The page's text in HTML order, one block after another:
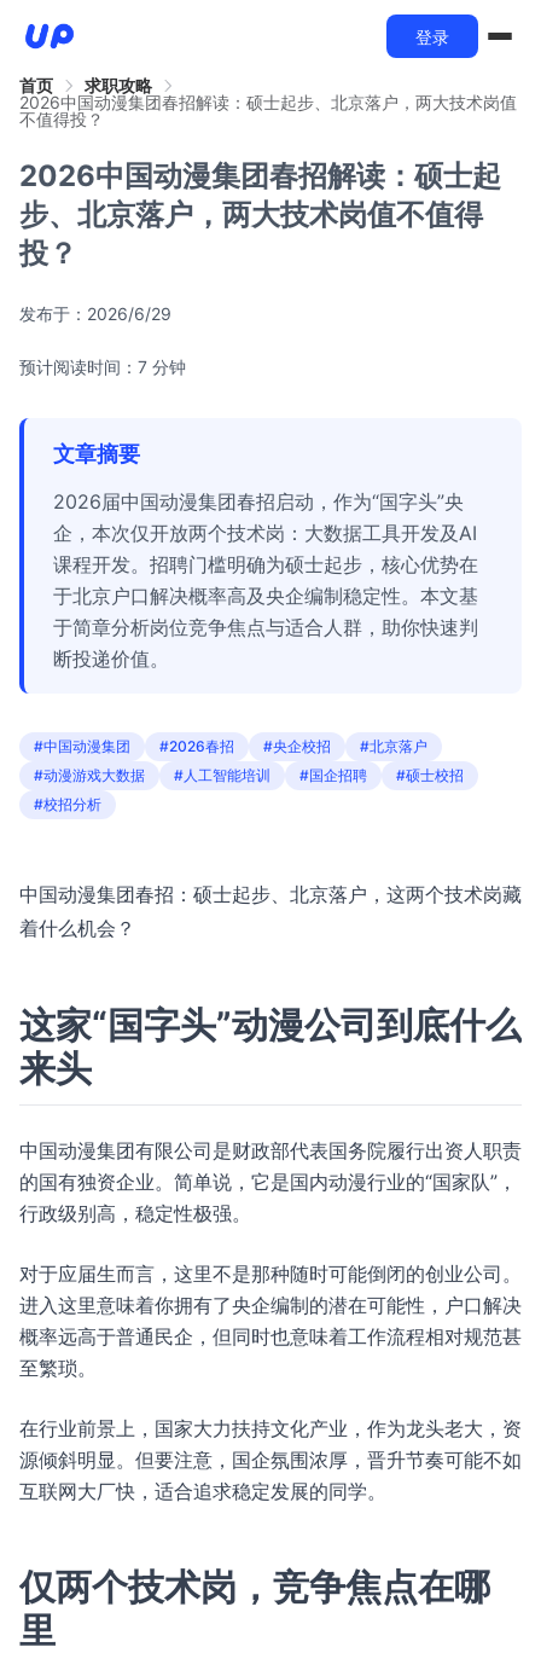
登录
首页
求职攻略
2026中国动漫集团春招解读：硕士起步、北京落户，两大技术岗值
不值得投？
2026中国动漫集团春招解读：硕士起
步、北京落户，两大技术岗值不值得
投？
发布于： 2026/6/29
预计阅读时间：7 分钟
文章摘要
2026届中国动漫集团春招启动，作为“国字头”央
企，本次仅开放两个技术岗：大数据工具开发及AI
课程开发。招聘门槛明确为硕士起步，核心优势在
于北京户口解决概率高及央企编制稳定性。本文基
于简章分析岗位竞争焦点与适合人群，助你快速判
断投递价值。
#中国动漫集团 #2026春招 #央企校招
#北京落户
#动漫游戏大数据
#人工智能培训 #国企招聘
#硕士校招
#校招分析
中国动漫集团春招：硕士起步、北京落户，这两个技术岗藏
着什么机会？
这家“国字头”动漫公司到底什么
来头
中国动漫集团有限公司是财政部代表国务院履行出资人职责
的国有独资企业。简单说，它是国内动漫行业的“国家队”，
行政级别高，稳定性极强。
对于应届生而言，这里不是那种随时可能倒闭的创业公司。
进入这里意味着你拥有了央企编制的潜在可能性，户口解决
概率远高于普通民企，但同时也意味着工作流程相对规范甚
至繁琐。
在行业前景上，国家大力扶持文化产业，作为龙头老大，资
源倾斜明显。但要注意，国企氛围浓厚，晋升节奏可能不如
互联网大厂快，适合追求稳定发展的同学。
仅两个技术岗，竞争焦点在哪
里